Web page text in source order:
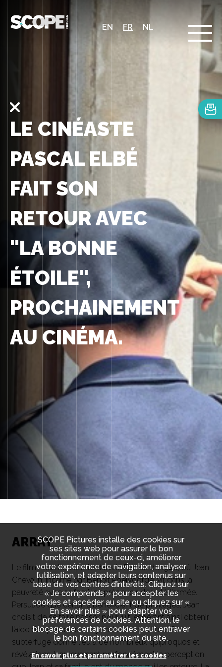
EN FR NL
LE CINÉASTE
PASCAL ELBÉ
FAIT SON
RETOUR AVEC
"LA BONNE
ÉTOILE",
PROCHAINEMENT
AU CINÉMA.
ARRAY
Le film nous transporte dans la France de 1940, où Jean
Chevalin, incarné par Benoît Poelvoorde, vit dans la
pauvreté avec sa famille après avoir déserté l'armée.
Persuadé que certains bénéficient de privilèges, Jean
choisit de se faire passer pour juif, espérant ainsi obtenir
l’aide des passeurs et rejoindre la zone libre. Ce
subterfuge donne lieu à de nombreux quiproquos et
révélations, bouleversant profondément la perception
SCOPE Pictures installe des cookies sur
ses sites web pour assurer le bon
fonctionnement de ceux-ci, améliorer
votre expérience de navigation, analyser
l’utilisation, et adapter leurs contenus sur
base de vos centres d’intérêts. Cliquez sur
« Je comprends » pour accepter les
cookies et accéder au site ou cliquez sur «
En savoir plus » pour adapter vos
préférences de cookies. Attention, le
blocage de certains cookies peut entraver
le bon fonctionnement du site.
En savoir plus et paramétrer les cookies